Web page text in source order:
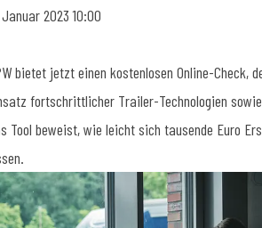
Januar 2023 10:00
bietet jetzt einen kostenlosen Online-Check,
fortschrittlicher Trailer-Technologien
Tool beweist, wie leicht sich tausende Euro